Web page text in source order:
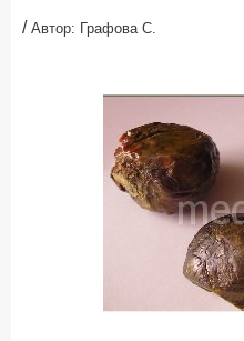
/ Автор: Графова С.